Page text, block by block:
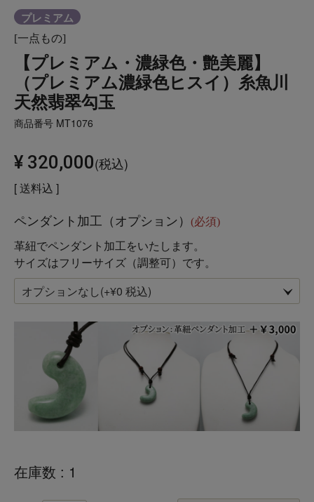
プレミアム
[一点もの]
【プレミアム・濃緑色・艶美麗】
（プレミアム濃緑色ヒスイ）糸魚川
天然翡翠勾玉
商品番号 MT1076
¥ 320,000 税込
送料込
ペンダント加工（オプション） (必須)
革紐でペンダント加工をいたします。
サイズはフリーサイズ（調整可）です。
在庫数 1